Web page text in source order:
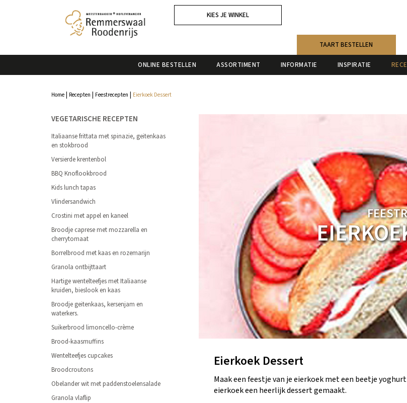
KIES JE WINKEL
TAART BESTELLEN
ONLINE BESTELLEN ASSORTIMENT INFORMATIE INSPIRATIE
Home | Recepten | Feestrecepten | Eierkoek Dessert
VEGETARISCHE RECEPTEN
Italiaanse frittata met spinazie, geitenkaas
en stokbrood
Versierde krentenbol
BBQ Knoflookbrood
Kids lunch tapas
Vlindersandwich
Crostini met appel en kaneel
Broodje caprese met mozzarella en
cherrytomaat
Borrelbrood met kaas en rozemarijn
Granola ontbijttaart
Hartige wentelteefjes met Italiaanse
kruiden, bieslook en kaas
Broodje geitenkaas, kersenjam en
waterkers.
Suikerbrood limoncello-crème
Brood-kaasmuffins
Wentelteefjes cupcakes
Broodcroutons
Obelander wit met paddenstoelensalade
Granola vlaflip
Eierkoek Dessert
Maak een feestje van je eierkoek met een beetje
eierkoek een heerlijk dessert gemaakt.